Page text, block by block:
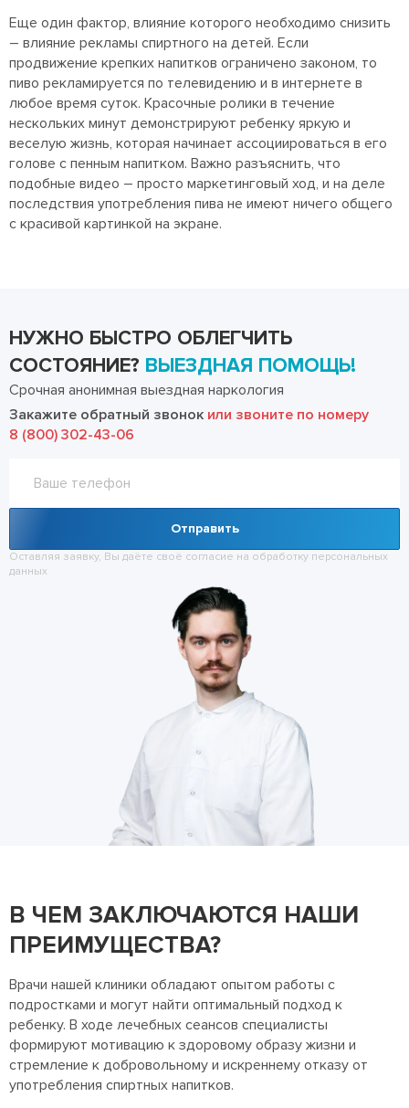
Еще один фактор, влияние которого необходимо снизить
– влияние рекламы спиртного на детей. Если
продвижение крепких напитков ограничено законом, то
пиво рекламируется по телевидению и в интернете в
любое время суток. Красочные ролики в течение
нескольких минут демонстрируют ребенку яркую и
веселую жизнь, которая начинает ассоциироваться в его
голове с пенным напитком. Важно разъяснить, что
подобные видео – просто маркетинговый ход, и на деле
последствия употребления пива не имеют ничего общего
с красивой картинкой на экране.
НУЖНО БЫСТРО ОБЛЕГЧИТЬ
СОСТОЯНИЕ? ВЫЕЗДНАЯ ПОМОЩЬ!
Срочная анонимная выездная наркология
Закажите обратный звонок или звоните по номеру
8 (800) 302-43-06
Отправить
Оставляя заявку, Вы даёте своё согласие на обработку персональных
данных
В ЧЕМ ЗАКЛЮЧАЮТСЯ НАШИ
ПРЕИМУЩЕСТВА?
Врачи нашей клиники обладают опытом работы с
подростками и могут найти оптимальный подход к
ребенку. В ходе лечебных сеансов специалисты
формируют мотивацию к здоровому образу жизни и
стремление к добровольному и искреннему отказу от
употребления спиртных напитков.